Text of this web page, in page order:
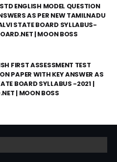
ENGLISH MODEL QUESTION
AS PER NEW TAMILNADU
STATE BOARD SYLLABUS-
| MOON BOSS
FIRST ASSESSMENT TEST
PAPER WITH KEY ANSWER AS
BOARD SYLLABUS -2021 |
| MOON BOSS